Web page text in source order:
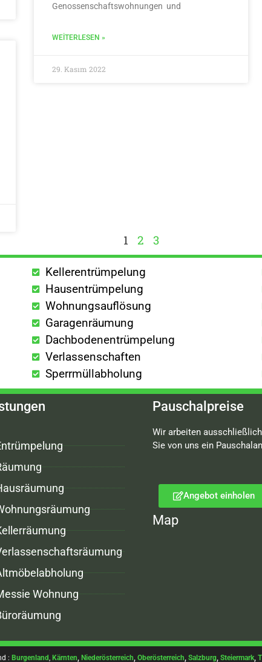
Genossenschaftswohnungen und
WEITERLESEN »
29. Kasım 2022
1 2 3
Kellerentrümpelung
Hausentrümpelung
Wohnungsauflösung
Garagenräumung
Dachbodenentrümpelung
Verlassenschaften
Sperrmüllabholung
Wohnung
Pauschalpreise
Wir arbeiten
Sie von uns ein
Angebot einholen
Map
: Burgenland Kärnten Niederösterreich Oberösterreich Salzburg, Steiermark,